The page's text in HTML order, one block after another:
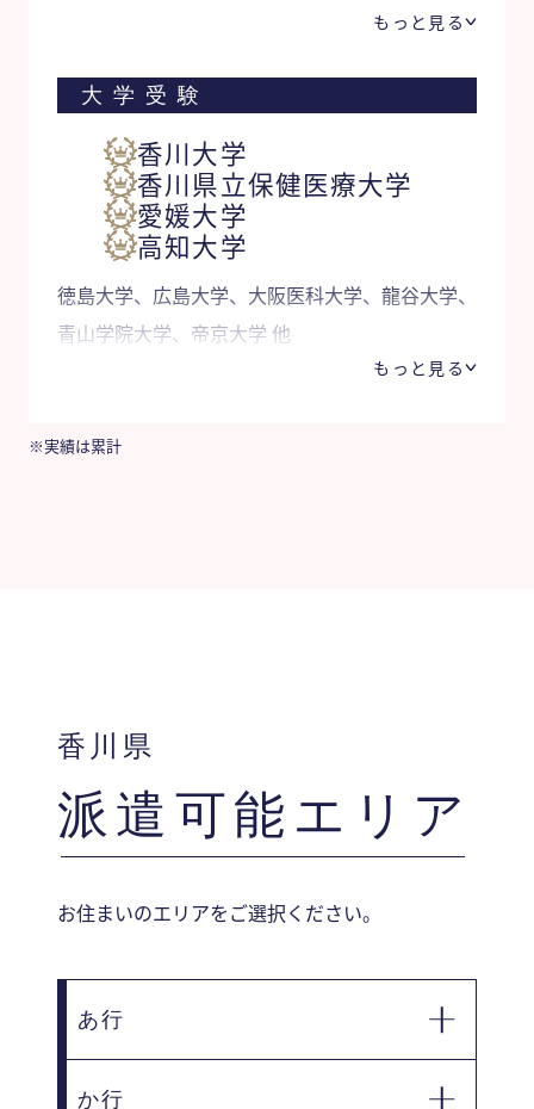
高松西高等学校、香川誠陵高等学校 他もっと見る
大学受験
香川大学
香川県立保健医療大学
愛媛大学
高知大学
徳島大学、広島大学、大阪医科大学、龍谷大学、
青山学院大学、帝京大学 他
もっと見る
※実績は累計
香川県
派遣可能エリア
お住まいのエリアをご選択ください。
あ行
綾歌郡宇多津町
か行